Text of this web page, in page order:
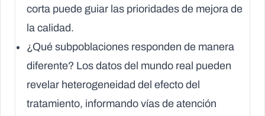
corta puede guiar las prioridades de mejora de
la calidad.
¿Qué subpoblaciones responden de manera
diferente? Los datos del mundo real pueden
revelar heterogeneidad del efecto del
tratamiento, informando vías de atención